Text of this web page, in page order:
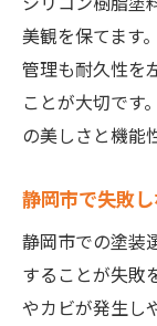
美観を保てます
管理も耐久性を
ことが大切です
の美しさと機能
静岡市で失敗
静岡市での塗装
することが失敗
やカビが発生し